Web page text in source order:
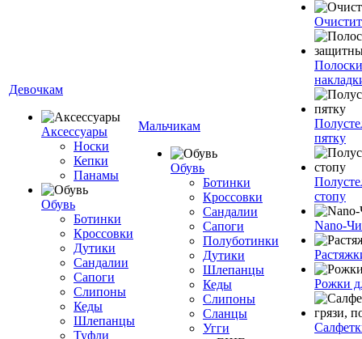
Девочкам
Аксессуары
Носки
Кепки
Панамы
Обувь
Ботинки
Кроссовки
Дутики
Сандалии
Сапоги
Слипоны
Кеды
Шлепанцы
Туфли
Мальчикам
Обувь
Ботинки
Кроссовки
Сандалии
Сапоги
Полуботинки
Дутики
Шлепанцы
Кеды
Слипоны
Сланцы
Угги
пятку
стопу
Nano-
Рожки